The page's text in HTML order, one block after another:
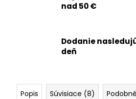
nad 50 €
Dodanie
deň
Popis Súvisiace (8)